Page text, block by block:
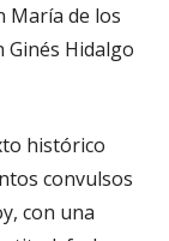
María de los
Ginés Hidalgo
histórico
convulsos
con una